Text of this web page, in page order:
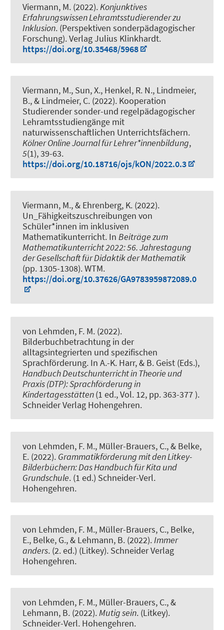
Viermann, M. (2022).Konjunktives
Erfahrungswissen Lehramtsstudierender zu
Inklusion. (Perspektiven sonderpädagogischer
Forschung). Verlag Julius Klinkhardt.
https://doi.org/10.35468/5968
Viermann, M., Sun, X., Henkel, R. N., Lindmeier,
B., & Lindmeier, C. (2022). Kooperation
Studierender sonder-und regelpädagogischer
Lehramtsstudiengänge mit
naturwissenschaftlichen Unterrichtsfächern.
Kölner Online Journal für Lehrer*innenbildung,
5(1), 39-63.
https://doi.org/10.18716/ojs/kON/2022.0.3
Viermann, M., & Ehrenberg, K. (2022).
Un_Fähigkeitszuschreibungen von
Schüler*innen im inklusiven
Mathematikunterricht. In Beiträge zum
Mathematikunterricht 2022: 56. Jahrestagung
der Gesellschaft für Didaktik der Mathematik
(pp. 1305-1308). WTM.
https://doi.org/10.37626/GA9783959872089.0
von Lehmden, F. M. (2022).
Bilderbuchbetrachtung in der
alltagsintegrierten und spezifischen
Sprachförderung. In A.-K. Harr, & B. Geist (Eds.),
Handbuch Deutschunterricht in Theorie und
Praxis (DTP): Sprachförderung in
Kindertagesstätten(1 ed., Vol. 12, pp. 363-377 ).
Schneider Verlag Hohengehren.
von Lehmden, F. M., Müller-Brauers, C., & Belke,
E. (2022). Grammatikförderung mit den Litkey-
Bilderbüchern: Das Handbuch für Kita und
Grundschule. (1 ed.) Schneider-Verl.
Hohengehren.
von Lehmden, F. M., Müller-Brauers, C., Belke,
E., Belke, G., & Lehmann, B. (2022).Immer
anders. (2. ed.) (Litkey). Schneider Verlag
Hohengehren.
von Lehmden, F. M., Müller-Brauers, C., &
Lehmann, B. (2022).Mutig sein. (Litkey).
Schneider-Verl. Hohengehren.